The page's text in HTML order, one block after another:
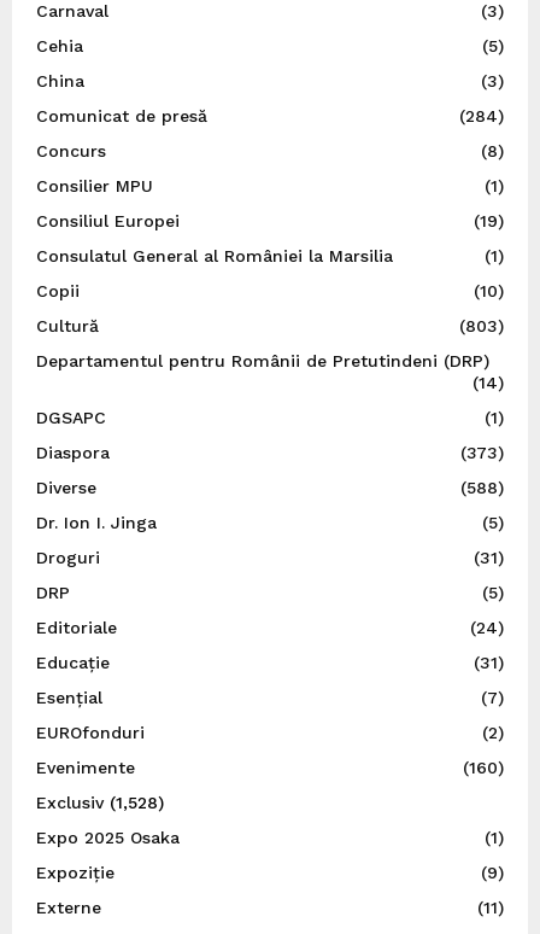
Carnaval
(3)
Cehia
(5)
China
(3)
Comunicat de presă
(284)
Concurs
(8)
Consilier MPU
(1)
Consiliul Europei
(19)
Consulatul General al României la Marsilia
(1)
Copii
(10)
Cultură
(803)
Departamentul pentru Românii de Pretutindeni (DRP)
(14)
DGSAPC
(1)
Diaspora
(373)
Diverse
(588)
Dr. Ion I. Jinga
(5)
Droguri
(31)
DRP
(5)
Editoriale
(24)
Educație
(31)
Esențial
(7)
EUROfonduri
(2)
Evenimente
(160)
Exclusiv(1,528)
Expo 2025 Osaka
(1)
Expoziție
(9)
Externe
(11)